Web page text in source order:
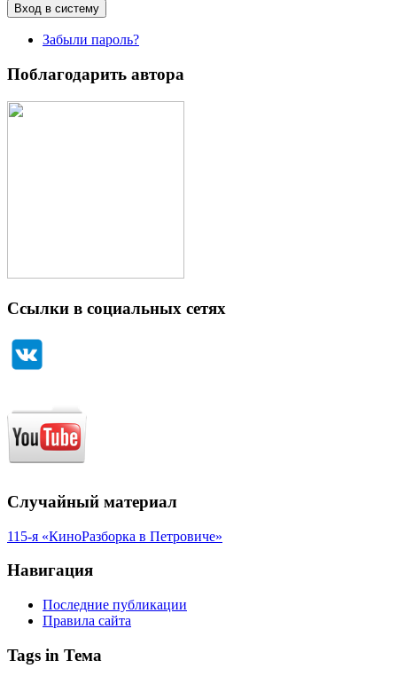
Забыли пароль?
Поблагодарить автора
Ссылки в социальных сетях
Случайный материал
115-я «КиноРазборка в Петровиче»
Навигация
Последние публикации
Правила сайта
Tags in Тема